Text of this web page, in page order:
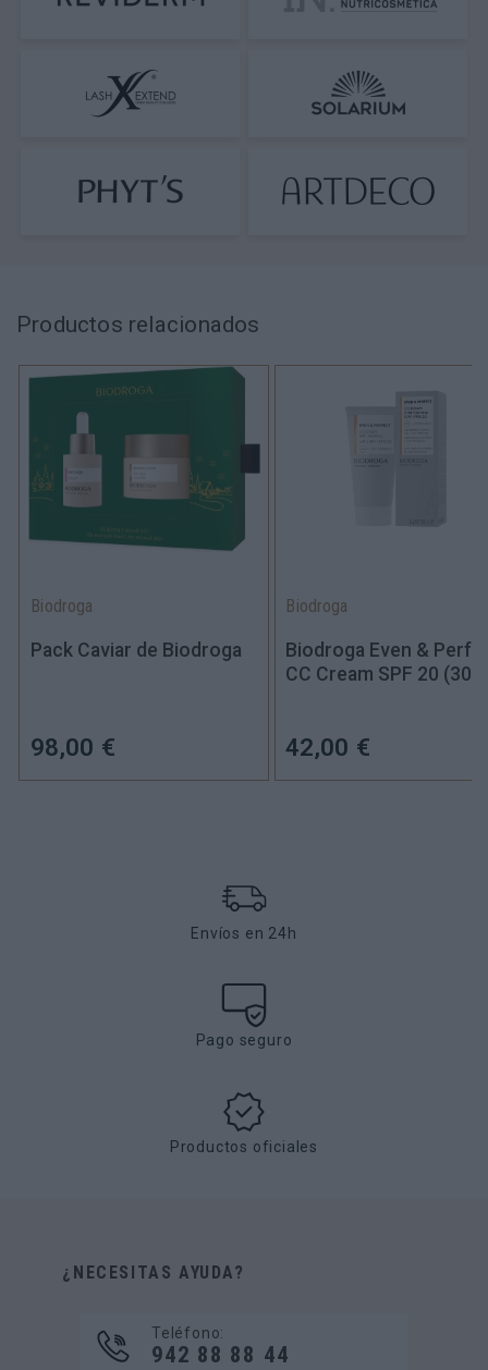
Productos relacionados
Biodroga
Pack Caviar de Biodroga
Biodroga
Biodroga Even &
CC Cream SPF 20
Envíos en 24h
Pago seguro
Productos oficiales
¿NECESITAS AYUDA?
Teléfono:
942 88 88 44